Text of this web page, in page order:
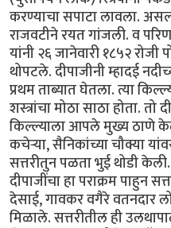
करण्याचा सपाटा लावला.
राजवटीने रयत गांजली. व
यांनी २६ जानेवारी १८५२ रोजी
थोपटले. दीपाजीनी म्हादई
प्रथम ताब्यात घेतला. त्या
शस्त्रांचा मोठा साठा होता. तो
किल्ल्याला आपले मुख्य ठाणे
कचेर्‍या, सैनिकांच्या चौक्या
सत्तरीतुन पळता भुई थोडी
दीपाजींचा हा पराक्रम पाहुन
देसाई, गावकर वगैरे वतनदार
मिळाले. सत्तरीतील ही